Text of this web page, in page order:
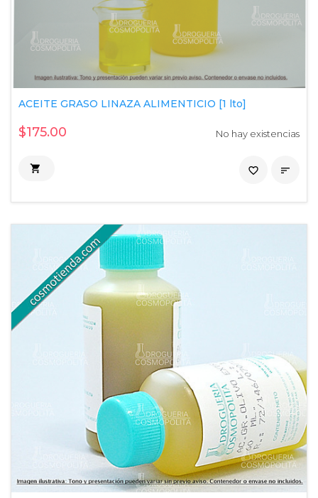
ACEITE GRASO LINAZA ALIMENTICIO [1 lto]
$175.00 No hay existencias
 
favorite_border